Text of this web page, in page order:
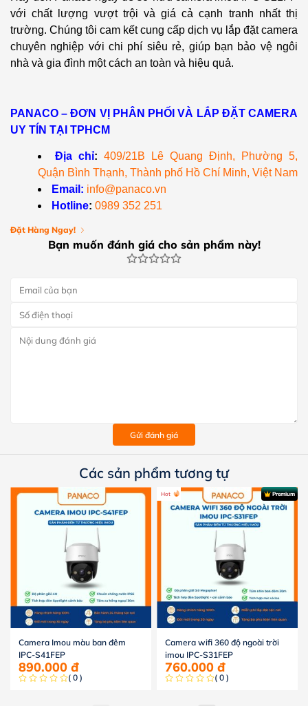
với chất lượng vượt trội và giá cả cạnh tranh nhất thị
trường. Chúng tôi cam kết cung cấp dịch vụ lắp đặt camera
chuyên nghiệp với chi phí siêu rẻ, giúp bạn bảo vệ ngôi
nhà và gia đình một cách an toàn và hiệu quả.
PANACO – ĐƠN VỊ PHÂN PHỐI VÀ LẮP ĐẶT CAMERA
UY TÍN TẠI TPHCM
Địa chỉ: 409/21B Lê Quang Định, Phường 5,
Quận Bình Thạnh, Thành phố Hồ Chí Minh, Việt Nam
Email: info@panaco.vn
Hotline: 0989 352 251
Đặt Hàng Ngay!
Bạn muốn đánh giá cho sản phẩm này!
Gửi đánh giá
Các sản phẩm tương tự
Camera Imou màu ban đêm
IPC-S41FEP
890.000 đ
( 0 )
Hot Premium
Camera wifi 360 độ ngoài trời
imou IPC-S31FEP
760.000 đ
( 0 )